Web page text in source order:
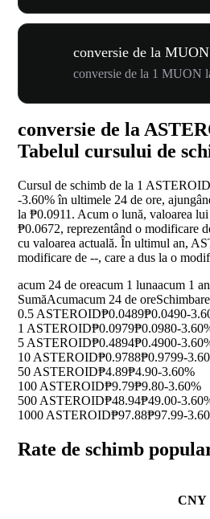
conversie de la
conversie de la 1 MUON
conversie de la
Tabelul cursului de
Cursul de schimb de la 1
-3.60%în ultimele 24 de ore,
la ₱0.0911. Acum o lună, valoarea
₱0.0672, reprezentând o modificare
cu valoarea actuală. În ultimul an,
modificare de --, care a dus la o
acum 24 de oreacum 1 lunaacum 1 an
SumăAcumacum 24 de ore
0.5 ASTEROID₱0.0489₱0.0490-
1 ASTEROID₱0.0979₱0.0980-
5 ASTEROID₱0.4894₱0.4900-
10 ASTEROID₱0.9788₱0.9799-
50 ASTEROID₱4.89₱4.90-3.60%
100 ASTEROID₱9.79₱9.80-3.60%
500 ASTEROID₱48.94₱49.00-
1000 ASTEROID₱97.88₱97.99-
Rate de schimb
CNY